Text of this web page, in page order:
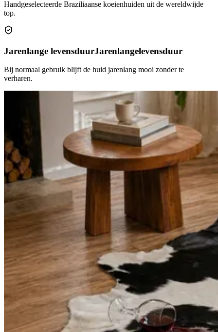
Handgeselecteerde Braziliaanse koeienhuiden uit de wereldwijde
top.
Jarenlange levensduurJarenlangelevensduur
Bij normaal gebruik blijft de huid jarenlang mooi zonder te
verharen.